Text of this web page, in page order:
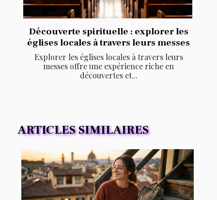
Découverte spirituelle : explorer les
églises locales à travers leurs messes
Explorer les églises locales à travers leurs
messes offre une expérience riche en
découvertes et...
ARTICLES SIMILAIRES